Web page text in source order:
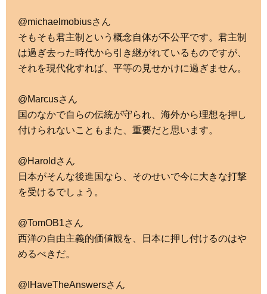
@michaelmobiusさん
そもそも君主制という概念自体が不公平です。君主制
は過ぎ去った時代から引き継がれているものですが、
それを現代化すれば、平等の見せかけに過ぎません。
@Marcusさん
国のなかで自らの伝統が守られ、海外から理想を押し
付けられないこともまた、重要だと思います。
@Haroldさん
日本がそんな後進国なら、そのせいで今に大きな打撃
を受けるでしょう。
@TomOB1さん
西洋の自由主義的価値観を、日本に押し付けるのはや
めるべきだ。
@IHaveTheAnswersさん